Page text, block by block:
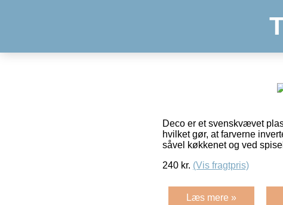
Deco er et svenskvævet
hvilket gør, at farverne
såvel køkkenet og ved
240 kr. (Vis fragtpris)
Læs mere »